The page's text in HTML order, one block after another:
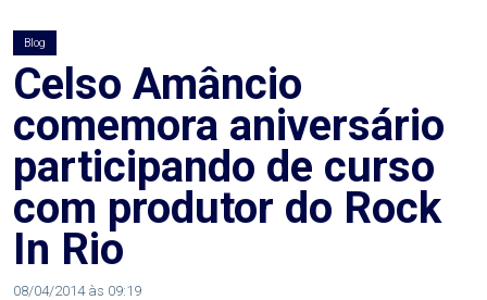
ALEGRIA
ALRN
ANIVERSARIANTE
ARTICULAÇÃO
PARLAMENTAR
Blog
Celso Amâncio
comemora aniversário
participando de curso
com produtor do Rock
In Rio
08/04/2014 às 09:19